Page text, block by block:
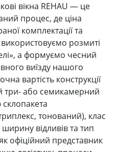
вікна REHAU — це
процес, де ціна
комплектації та
розмиті
а формуємо чесний
виїзду нашого
вартість конструкції
три- або семикамерний
тонований), клас
ширину відливів та тип
офіційний представник